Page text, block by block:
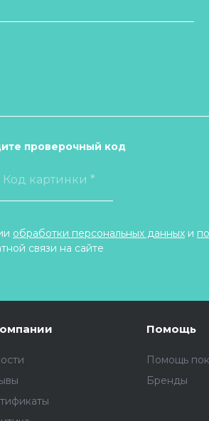
проверочный код
обработки персональных данных и
связи на сайте
Помощь
Помощь
Бренды